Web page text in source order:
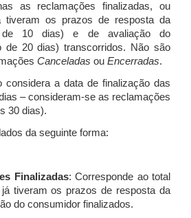
as reclamações finalizadas, ou
tiveram os prazos de resposta da
de 10 dias) e de avaliação do
de 20 dias) transcorridos. Não são
Canceladas ou Encerradas.
considera a data de finalização das
– consideram-se as reclamações
30 dias).
da seguinte forma:
Finalizadas: Corresponde ao total
tiveram os prazos de resposta da
do consumidor finalizados.